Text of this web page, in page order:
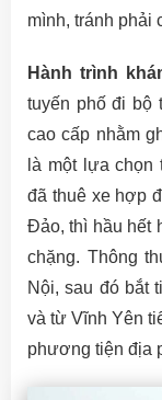
mình, tránh phải
Hành trình
tuyến phố đi bộ
cao cấp nhằm
là một lựa
đã thuê xe hợp
Đảo, thì hầu hết
chặng. Thông
Nội, sau đó bắt
và từ Vĩnh Yên
phương tiện địa